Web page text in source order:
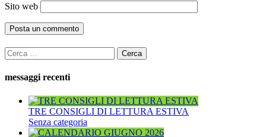
Sito web
Ricerca
per:
messaggi recenti
TRE CONSIGLI DI LETTURA ESTIVA
Senza categoria